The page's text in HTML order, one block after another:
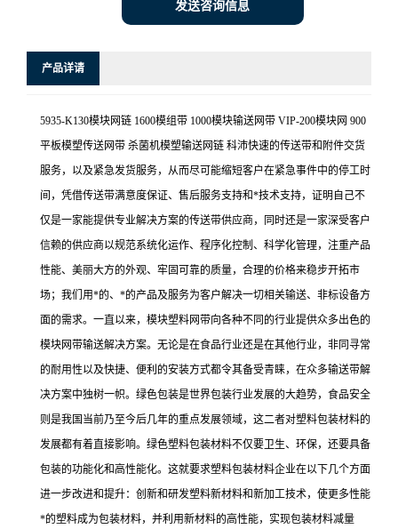
发送咨询信息
产品详请
5935-K130模块网链 1600模组带 1000模块输送网带 VIP-200模块网 900
平板模塑传送网带 杀菌机模塑输送网链 科沛快速的传送带和附件交货
服务，以及紧急发货服务，从而尽可能缩短客户在紧急事件中的停工时
间，凭借传送带满意度保证、售后服务支持和*技术支持，证明自己不
仅是一家能提供专业解决方案的传送带供应商，同时还是一家深受客户
信赖的供应商以规范系统化运作、程序化控制、科学化管理，注重产品
性能、美丽大方的外观、牢固可靠的质量，合理的价格来稳步开拓市
场；我们用*的、*的产品及服务为客户解决一切相关输送、非标设备方
面的需求。一直以来，模块塑料网带向各种不同的行业提供众多出色的
模块网带输送解决方案。无论是在食品行业还是在其他行业，非同寻常
的耐用性以及快捷、便利的安装方式都令其备受青睐，在众多输送带解
决方案中独树一帜。绿色包装是世界包装行业发展的大趋势，食品安全
则是我国当前乃至今后几年的重点发展领域，这二者对塑料包装材料的
发展都有着直接影响。绿色塑料包装材料不仅要卫生、环保，还要具备
包装的功能化和高性能化。这就要求塑料包装材料企业在以下几个方面
进一步改进和提升：创新和研发塑料新材料和新加工技术，使更多性能
*的塑料成为包装材料，并利用新材料的高性能，实现包装材料减量